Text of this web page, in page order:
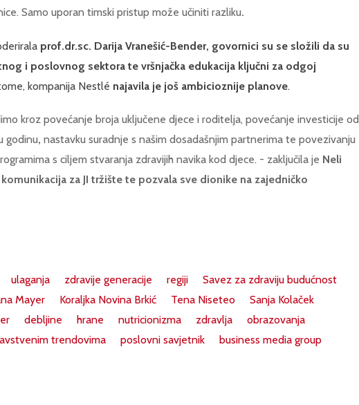
Samo uporan timski pristup može učiniti razliku.
prof.dr.sc. Darija Vranešić-Bender, govornici su se složili da su
i poslovnog sektora te vršnjačka edukacija ključni za odgoj
kompanija Nestlé najavila je još ambicioznije planove.
kroz povećanje broja uključene djece i roditelja, povećanje investicije od
godinu, nastavku suradnje s našim dosadašnjim partnerima te povezivanju
s ciljem stvaranja zdravijih navika kod djece. - zaključila je Neli
za JI tržište te pozvala sve dionike na zajedničko
ulaganja zdravije generacije regiji
Savez za zdraviju budućnost
Mayer Koraljka Novina Brkić Tena Niseteo
Sanja Kolaček
debljine hrane nutricionizma zdravlja
obrazovanja
trendovima poslovni savjetnik business media group